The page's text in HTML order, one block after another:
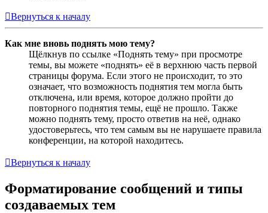
Вернуться к началу
Как мне вновь поднять мою тему?
Щёлкнув по ссылке «Поднять тему» при просмотре
темы, вы можете «поднять» её в верхнюю часть первой
страницы форума. Если этого не происходит, то это
означает, что возможность поднятия тем могла быть
отключена, или время, которое должно пройти до
повторного поднятия темы, ещё не прошло. Также
можно поднять тему, просто ответив на неё, однако
удостоверьтесь, что тем самым вы не нарушаете правила
конференции, на которой находитесь.
Вернуться к началу
Форматирование сообщений и типы
создаваемых тем